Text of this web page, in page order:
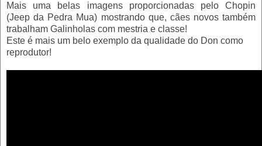
Mais uma belas imagens proporcionadas pelo Chopin
(Jeep da Pedra Mua) mostrando que, cães novos também
trabalham Galinholas com mestria e classe!
Este é mais um belo exemplo da qualidade do Don como
reprodutor!